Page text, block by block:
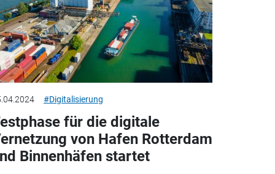
#Digitalisierung
für die digitale
von Hafen Rotterdam
Binnenhäfen startet